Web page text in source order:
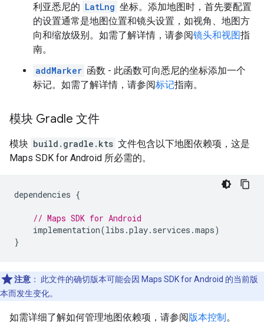
利亚悉尼的 LatLng 坐标。添加地图时，首先要配置
的设置通常是地图位置和镜头设置，如视角、地图方
向和缩放级别。如需了解详情，请参阅镜头和视图指
南。
addMarker 函数 - 此函数可向悉尼的坐标添加一个
标记。如需了解详情，请参阅标记指南。
模块 Gradle 文件
模块 build.gradle.kts 文件包含以下地图依赖项，这是
Maps SDK for Android 所必需的。
dependencies {
// Maps SDK for Android
implementation(libs .play. services .maps)
}
注意 ：
此文件的确切版本可能会因 Maps SDK for Android 的当前版
本而发生变化。
如需详细了解如何管理地图依赖项，请参阅版本控制。